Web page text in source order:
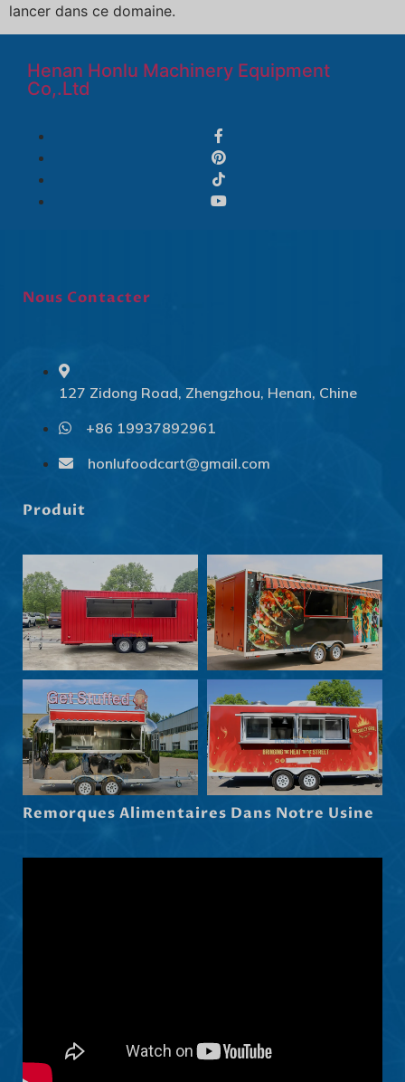
lancer dans ce domaine.
Henan Honlu Machinery Equipment
Co,.Ltd
Nous Contacter
127 Zidong Road, Zhengzhou, Henan, Chine
+86 19937892961
honlufoodcart@gmail.com
Produit
Remorques Alimentaires Dans Notre Usine
Русский
Slovenščina
Latviešu valoda
Dansk
Hrvatski
Српски језик
Norsk nynorsk
Maori
Eesti
Български
Slovenčina